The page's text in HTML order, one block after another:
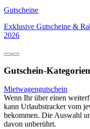
Gutscheine
Exklusive Gutscheine &
2026
Gutschein-Kategorien
Mietwagengutschein
Wenn Ihr über einen
kann Urlaubstracker vom
bekommen. Die Auswahl
davon unberührt.